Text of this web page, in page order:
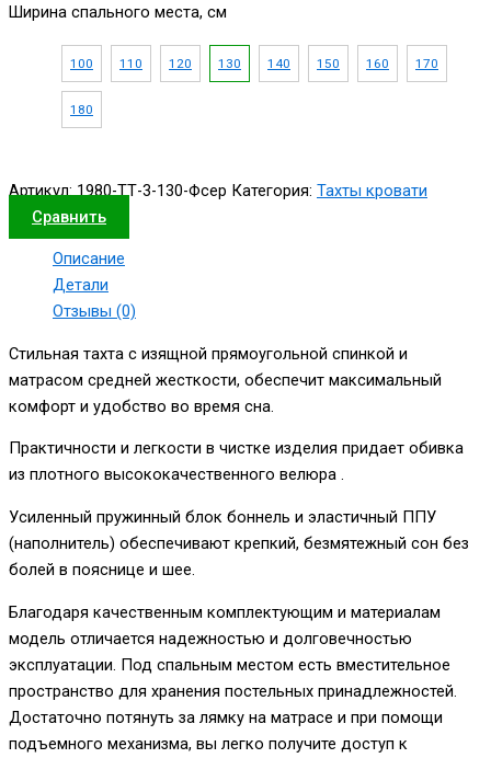
Ширина спального места, см
100 110 120 130 140 150 160 170
180
Артикул:1980-ТТ-3-130-Фсер Категория: Тахты кровати
Сравнить
Описание
Детали
Отзывы (0)
Стильная тахта с изящной прямоугольной спинкой и
матрасом средней жесткости, обеспечит максимальный
комфорт и удобство во время сна.
Практичности и легкости в чистке изделия придает обивка
из плотного высококачественного велюра .
Усиленный пружинный блок боннель и эластичный ППУ
(наполнитель) обеспечивают крепкий, безмятежный сон без
болей в пояснице и шее.
Благодаря качественным комплектующим и материалам
модель отличается надежностью и долговечностью
эксплуатации. Под спальным местом есть вместительное
пространство для хранения постельных принадлежностей.
Достаточно потянуть за лямку на матрасе и при помощи
подъемного механизма, вы легко получите доступ к